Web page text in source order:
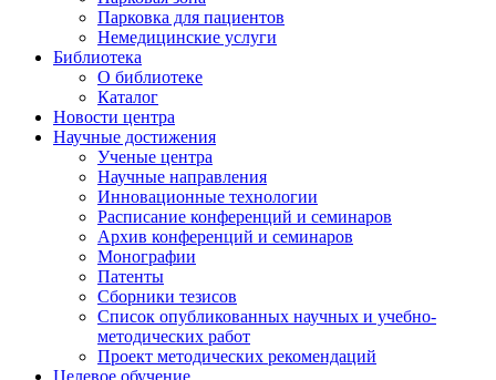
Парковка для пациентов
Немедицинские услуги
Библиотека
О библиотеке
Каталог
Новости центра
Научные достижения
Ученые центра
Научные направления
Инновационные технологии
Расписание конференций и семинаров
Архив конференций и семинаров
Монографии
Патенты
Сборники тезисов
Список опубликованных научных и учебно-
методических работ
Проект методических рекомендаций
Целевое обучение